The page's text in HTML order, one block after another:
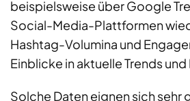
beispielsweise über Google
Social-Media-Plattformen
Hashtag-Volumina und
Einblicke in aktuelle Trends
Solche Daten eignen sich sehr